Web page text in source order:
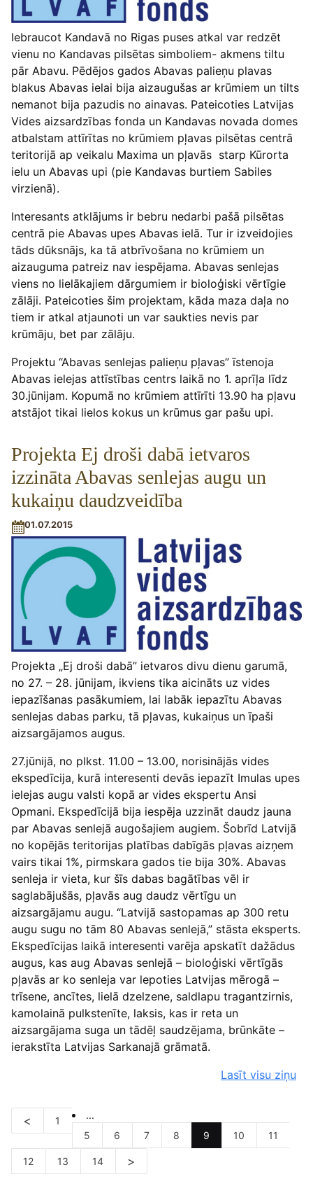
Iebraucot Kandavā no Rigas puses atkal var redzēt
vienu no Kandavas pilsētas simboliem- akmens tiltu
pār Abavu. Pēdējos gados Abavas palieņu plavas
blakus Abavas ielai bija aizaugušas ar krūmiem un tilts
nemanot bija pazudis no ainavas. Pateicoties Latvijas
Vides aizsardzības fonda un Kandavas novada domes
atbalstam attīrītas no krūmiem pļavas pilsētas centrā
teritorijā ap veikalu Maxima un pļavās starp Kūrorta
ielu un Abavas upi (pie Kandavas burtiem Sabiles
virzienā).
Interesants atklājums ir bebru nedarbi pašā pilsētas
centrā pie Abavas upes Abavas ielā. Tur ir izveidojies
tāds dūksnājs, ka tā atbrīvošana no krūmiem un
aizauguma patreiz nav iespējama. Abavas senlejas
viens no lielākajiem dārgumiem ir bioloģiski vērtīgie
zālāji. Pateicoties šim projektam, kāda maza daļa no
tiem ir atkal atjaunoti un var saukties nevis par
krūmāju, bet par zālāju.
Projektu “Abavas senlejas palieņu pļavas” īstenoja
Abavas ielejas attīstības centrs laikā no 1. aprīļa līdz
30.jūnijam. Kopumā no krūmiem attīrīti 13.90 ha pļavu
atstājot tikai lielos kokus un krūmus gar pašu upi.
Projekta Ej droši dabā ietvaros
izzināta Abavas senlejas augu un
kukaiņu daudzveidība
01.07.2015
Projekta „Ej droši dabā” ietvaros divu dienu garumā,
no 27. – 28. jūnijam, ikviens tika aicināts uz vides
iepazīšanas pasākumiem, lai labāk iepazītu Abavas
senlejas dabas parku, tā pļavas, kukaiņus un īpaši
aizsargājamos augus.
27.jūnijā, no plkst. 11.00 – 13.00, norisinājās vides
ekspedīcija, kurā interesenti devās iepazīt Imulas upes
ielejas augu valsti kopā ar vides ekspertu Ansi
Opmani. Ekspedīcijā bija iespēja uzzināt daudz jauna
par Abavas senlejā augošajiem augiem. Šobrīd Latvijā
no kopējās teritorijas platības dabīgās pļavas aizņem
vairs tikai 1%, pirmskara gados tie bija 30%. Abavas
senleja ir vieta, kur šīs dabas bagātības vēl ir
saglabājušās, pļavās aug daudz vērtīgu un
aizsargājamu augu. “Latvijā sastopamas ap 300 retu
augu sugu no tām 80 Abavas senlejā,” stāsta eksperts.
Ekspedīcijas laikā interesenti varēja apskatīt dažādus
augus, kas aug Abavas senlejā – bioloģiski vērtīgās
pļavās ar ko senleja var lepoties Latvijas mērogā –
trīsene, ancītes, lielā dzelzene, saldlapu tragantzirnis,
kamolainā pulkstenīte, laksis, kas ir reta un
aizsargājama suga un tādēļ saudzējama, brūnkāte –
ierakstīta Latvijas Sarkanajā grāmatā.
Lasīt visu ziņu
1
...
5
6 7 8 9 10 11
12 13 14